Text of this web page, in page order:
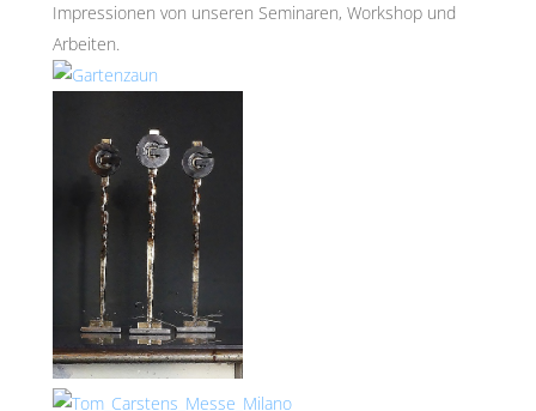
Impressionen von unseren Seminaren, Workshop und
Arbeiten.